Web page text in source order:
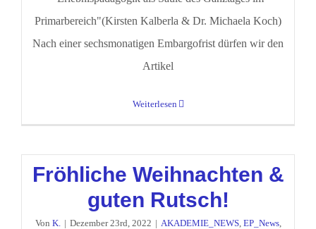
Primarbereich"(Kirsten Kalberla & Dr. Michaela Koch)
Nach einer sechsmonatigen Embargofrist dürfen wir den
Artikel
Weiterlesen
Fröhliche Weihnachten &
guten Rutsch!
Von K. | Dezember 23rd, 2022 | AKADEMIE_NEWS, EP_News,